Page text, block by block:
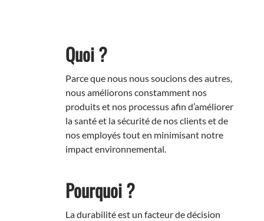
Quoi ?
Parce que nous nous soucions des autres,
nous améliorons constamment nos
produits et nos processus afin d’améliorer
la santé et la sécurité de nos clients et de
nos employés tout en minimisant notre
impact environnemental.
Pourquoi ?
La durabilité est un facteur de décision